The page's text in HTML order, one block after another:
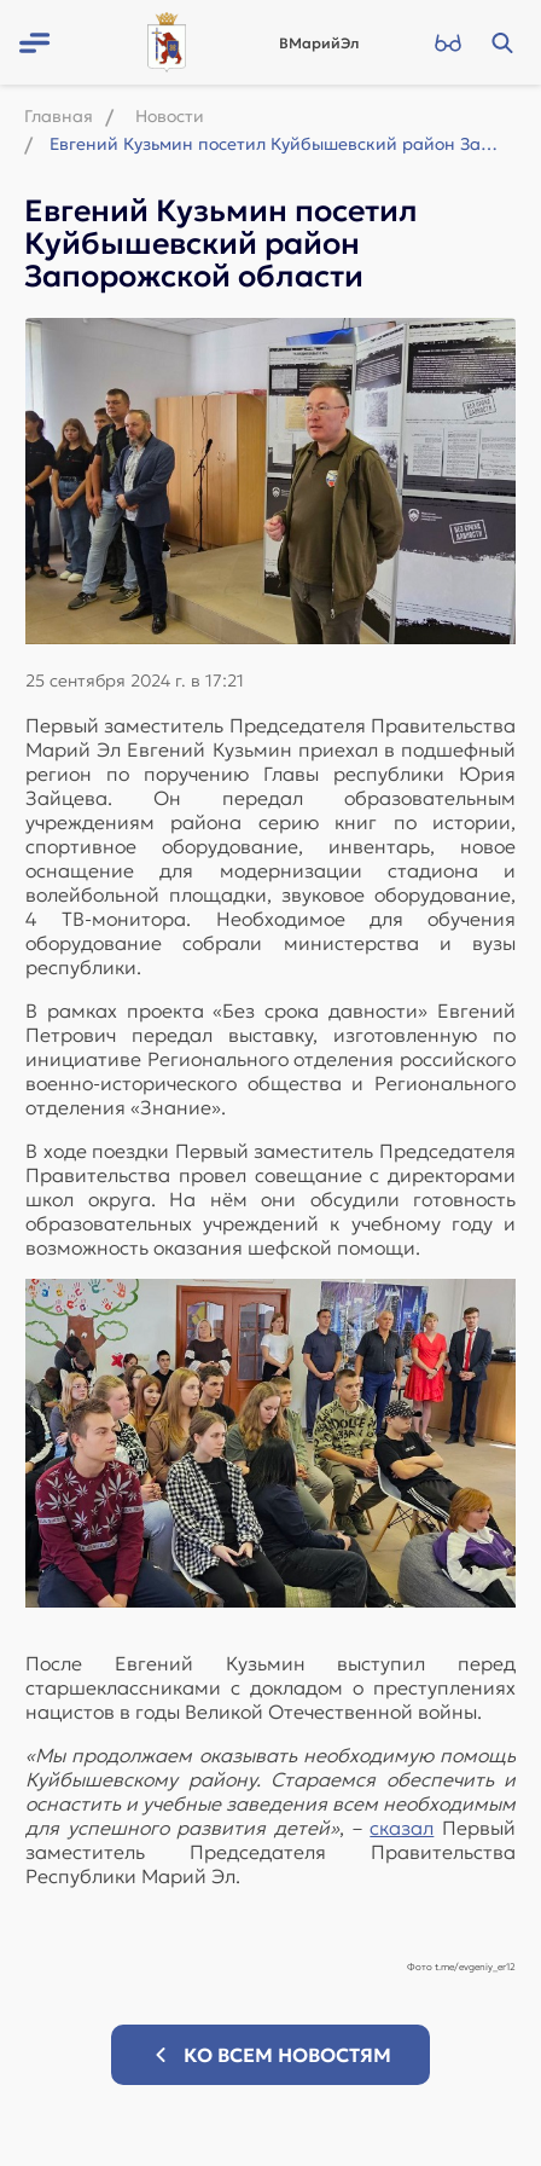
ВМарийЭл
Главная
Новости
Евгений Кузьмин посетил Куйбышевский район Запорожской области
Евгений Кузьмин посетил
Куйбышевский район
Запорожской области
25 сентября 2024 г. в 17:21
Первый заместитель Председателя Правительства
Марий Эл Евгений Кузьмин приехал в подшефный
регион по поручению Главы республики Юрия
Зайцева. Он передал образовательным
учреждениям района серию книг по истории,
спортивное оборудование, инвентарь, новое
оснащение для модернизации стадиона и
волейбольной площадки, звуковое оборудование,
4 ТВ-монитора. Необходимое для обучения
оборудование собрали министерства и вузы
республики.
В рамках проекта «Без срока давности» Евгений
Петрович передал выставку, изготовленную по
инициативе Регионального отделения российского
военно-исторического общества и Регионального
отделения «Знание».
В ходе поездки Первый заместитель Председателя
Правительства провел совещание с директорами
школ округа. На нём они обсудили готовность
образовательных учреждений к учебному году и
возможность оказания шефской помощи.
После Евгений Кузьмин выступил перед
старшеклассниками с докладом о преступлениях
нацистов в годы Великой Отечественной войны.
«Мы продолжаем оказывать необходимую помощь
Куйбышевскому району. Стараемся обеспечить и
оснастить и учебные заведения всем необходимым
для успешного развития детей», –сказал Первый
заместитель Председателя Правительства
Республики Марий Эл.
Фото t.me/evgeniy_er12
КО ВСЕМ НОВОСТЯМ